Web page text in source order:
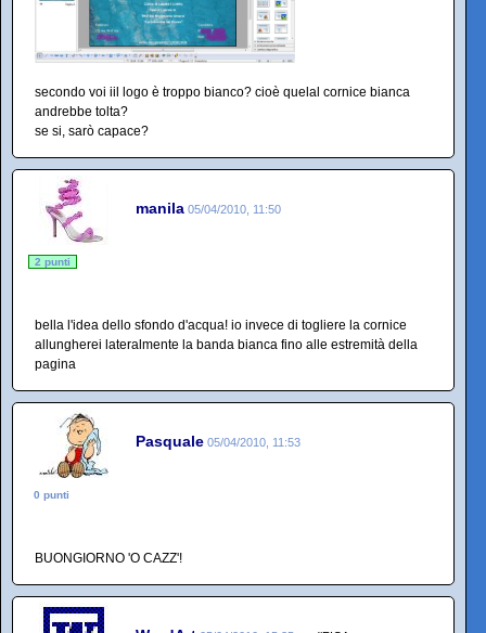
secondo voi iil logo è troppo bianco? cioè quelal cornice bianca
andrebbe tolta?
se si, sarò capace?
manila 05/04/2010, 11:50
2 punti
bella l'idea dello sfondo d'acqua! io invece di togliere la cornice
allungherei lateralmente la banda bianca fino alle estremità della
pagina
Pasquale 05/04/2010, 11:53
0 punti
BUONGIORNO 'O CAZZ'!